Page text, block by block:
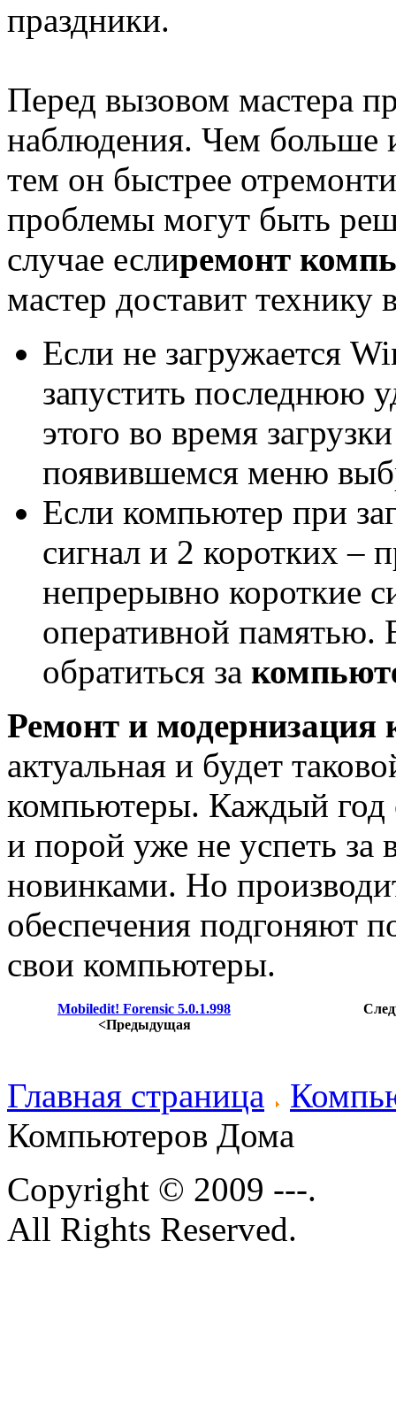
праздники.
Перед вызовом мастера
наблюдения. Чем больше
тем он быстрее
проблемы могут быть
случае еслиремонт
мастер доставит технику
Если не загружается
запустить последнюю
этого во время
появившемся меню
Если компьютер при
сигнал и 2 коротких –
непрерывно короткие
оперативной памятью.
обратиться за
Ремонт и модернизация
актуальная и будет
компьютеры. Каждый год
и порой уже не успеть
новинками. Но
обеспечения подгоняют
свои компьютеры.
Mobiledit! Forensic 5.0.1.998
<Предыдущая
Главная страница
Компьютеров Дома
Copyright © 2009 ---.
All Rights Reserved.